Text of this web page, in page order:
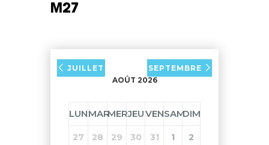
M27
JUILLET
AOÛT 2026
SEPTEMBRE
LUNMARMERJEUVENSAMDIM
27 28 29 30 31 1 2